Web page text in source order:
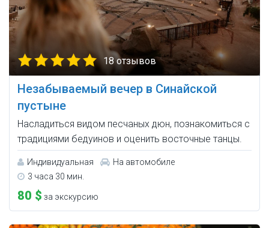
18 отзывов
Незабываемый вечер в Синайской
пустыне
Насладиться видом песчаных дюн, познакомиться с
традициями бедуинов и оценить восточные танцы.
Индивидуальная
На автомобиле
3 часа 30 мин.
80 $ за экскурсию